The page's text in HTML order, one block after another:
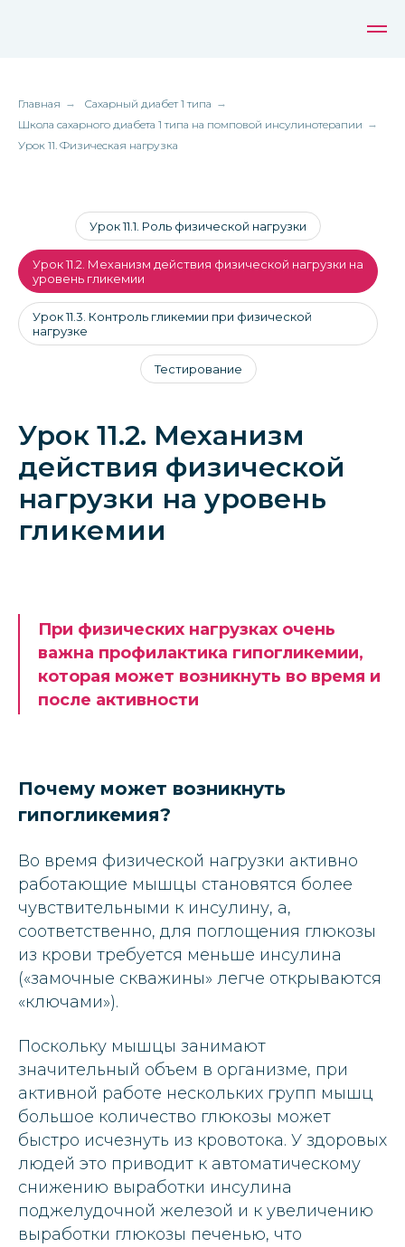
Главная → Сахарный диабет 1 типа →
Школа сахарного диабета 1 типа на помповой инсулинотерапии →
Урок 11. Физическая нагрузка
Урок 11.1. Роль физической нагрузки
Урок 11.2. Механизм действия физической нагрузки на
уровень гликемии
Урок 11.3. Контроль гликемии при физической
нагрузке
Тестирование
Урок 11.2. Механизм
действия физической
нагрузки на уровень
гликемии
При физических нагрузках очень
важна профилактика гипогликемии,
которая может возникнуть во время и
после активности
Почему может возникнуть
гипогликемия?
Во время физической нагрузки активно
работающие мышцы становятся более
чувствительными к инсулину, а,
соответственно, для поглощения глюкозы
из крови требуется меньше инсулина
(«замочные скважины» легче открываются
«ключами»).
Поскольку мышцы занимают
значительный объем в организме, при
активной работе нескольких групп мышц
большое количество глюкозы может
быстро исчезнуть из кровотока. У здоровых
людей это приводит к автоматическому
снижению выработки инсулина
поджелудочной железой и к увеличению
выработки глюкозы печенью, что